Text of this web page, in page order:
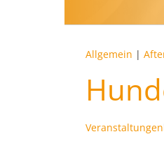
Allgemein |
Veranstaltungen